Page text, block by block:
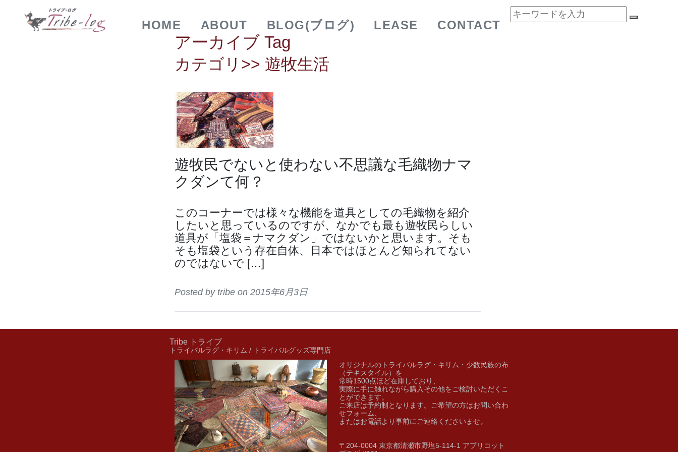
HOME ABOUT BLOG(ブログ) LEASE CONTACT
アーカイブ Tag
カテゴリ>> 遊牧生活
遊牧民でないと使わない不思議な毛織物ナマ
クダンて何？
このコーナーでは様々な機能を道具としての毛織物を紹介
したいと思っているのですが、なかでも最も遊牧民らしい
道具が「塩袋＝ナマクダン」ではないかと思います。そも
そも塩袋という存在自体、日本ではほとんど知られてない
のではないで […]
Posted by tribe on 2015年6月3日
Tribe トライブ
トライバルラグ・キリム / トライバルグッズ専門店
オリジナルのトライバルラグ・キリム・少数民族の布
（テキスタイル）を
常時1500点ほど在庫しており、
実際に手に触れながら購入その他をご検討いただくこ
とができます。
ご来店は予約制となります。ご希望の方はお問い合わ
せフォーム、
またはお電話より事前にご連絡くださいませ。
〒204-0004 東京都清瀬市野塩5-114-1 アプリコット